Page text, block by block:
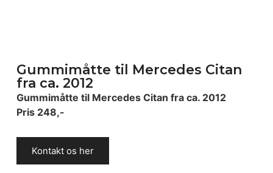
Gummimåtte til Mercedes Citan
fra ca. 2012
Gummimåtte til Mercedes Citan fra ca. 2012
Pris 248,-
Kontakt os her